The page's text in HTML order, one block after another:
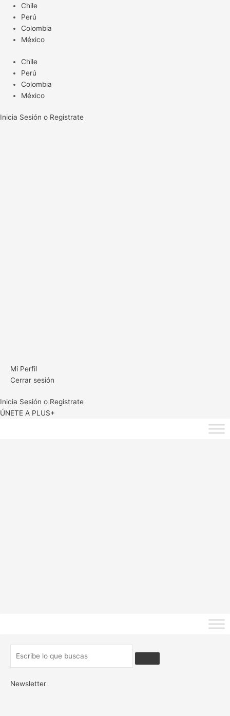
contenido
Chile
Perú
Colombia
México
Chile
Perú
Colombia
México
Inicia Sesión o Registrate
Mi Perfil
Cerrar sesión
Inicia Sesión o Registrate
ÚNETE A PLUS+
Newsletter